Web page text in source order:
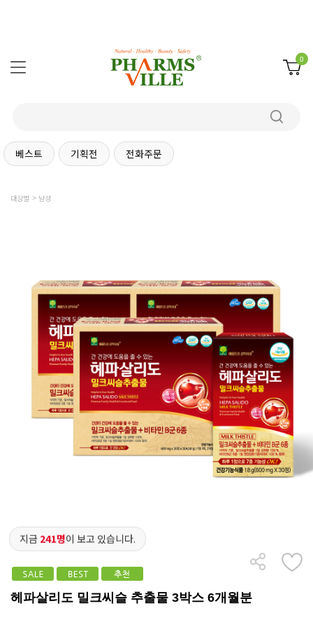
0
베스트 기획전 전화주문
대상별 남성
지금 241명이 보고 있습니다.
헤파살리도 밀크씨슬 추출물 3박스 6개월분